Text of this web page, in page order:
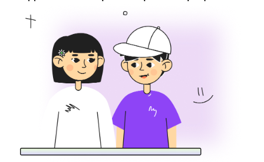
Сообщество учеников